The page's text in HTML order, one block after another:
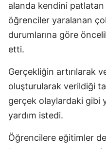
alanda kendini
öğrenciler yaralanan
durumlarına göre
etti.
Gerçekliğin artırılarak
oluşturularak verildiği
gerçek olaylardaki gibi
yardım istedi.
Öğrencilere eğitimler